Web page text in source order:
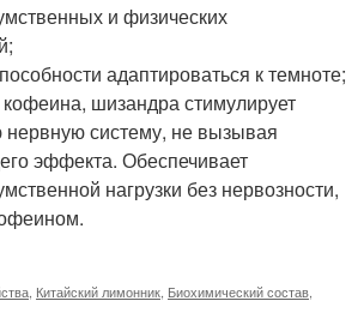
и физических
адаптироваться к темноте;
шизандра стимулирует
нервную систему, не вызывая
эффекта. Обеспечивает
нагрузки без нервозности,
Китайский лимонник Биохимический состав